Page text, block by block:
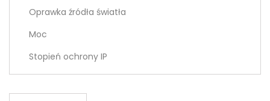
Oprawka źródła światła
Moc
Stopień ochrony IP